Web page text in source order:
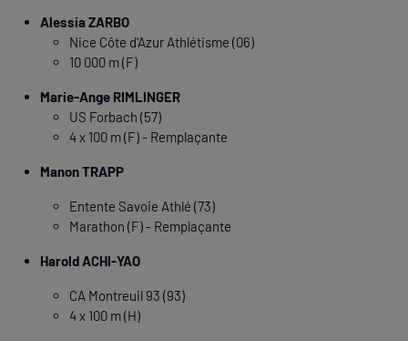
Alessia ZARBO
Nice Côte d'Azur Athlétisme (06)
10 000 m (F)
Marie-Ange RIMLINGER
US Forbach (57)
4 x 100 m (F) - Remplaçante
Manon TRAPP
Entente Savoie Athlé (73)
Marathon (F) - Remplaçante
Harold ACHI-YAO
CA Montreuil 93 (93)
4 x 100 m (H)